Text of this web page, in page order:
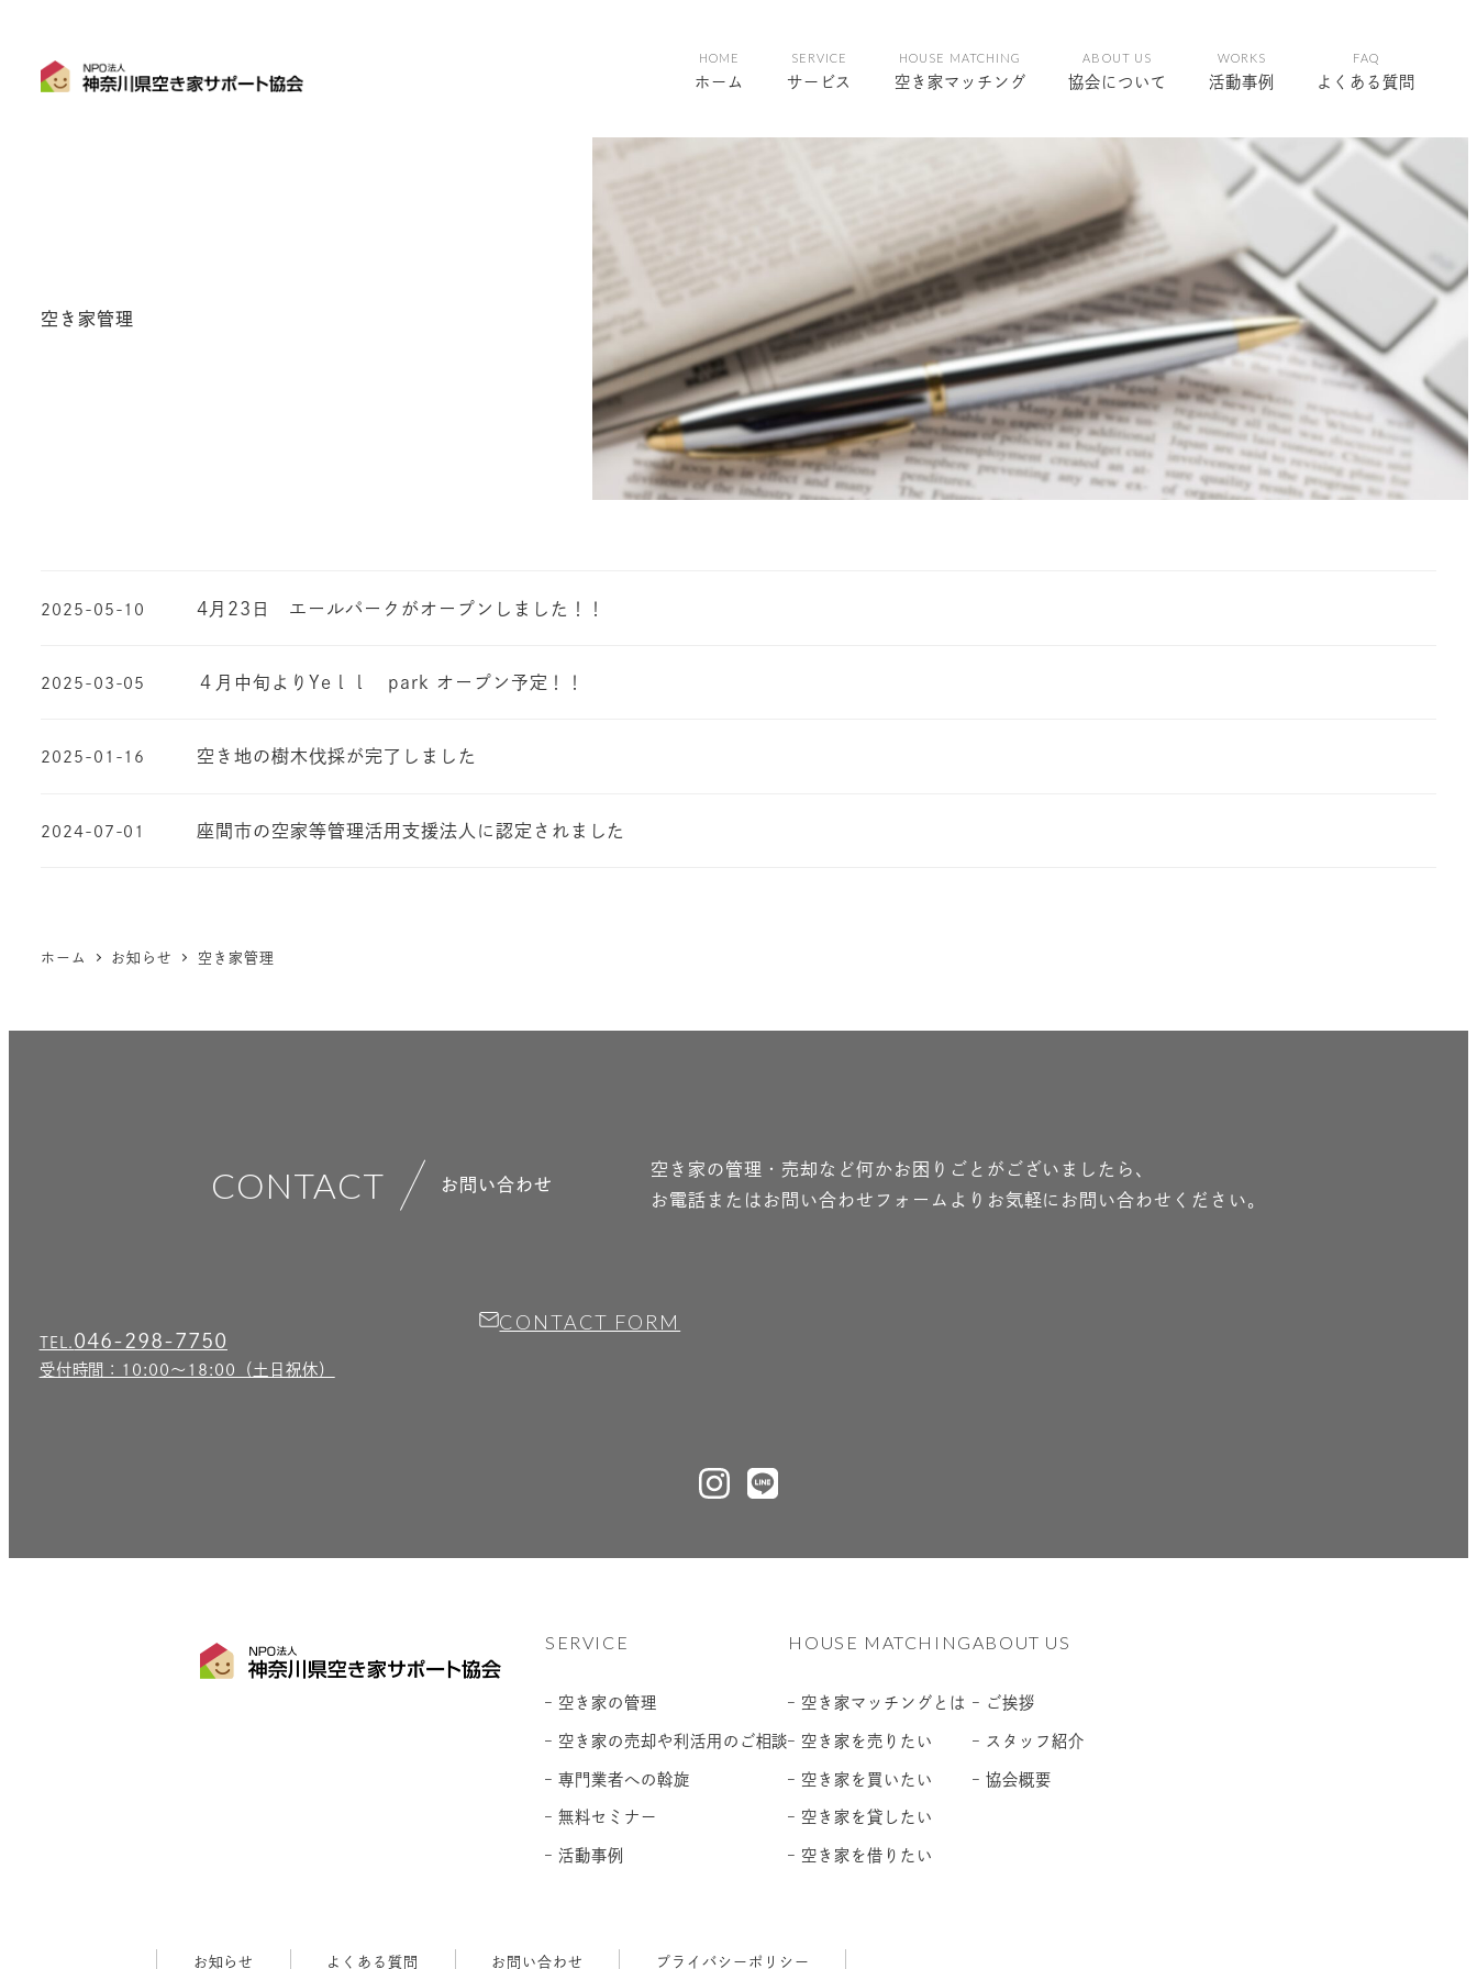
ホーム
HOME
サービス
SERVICE
空き家マッチング
HOUSE MATCHING
協会について
ABOUT US
活動事例
WORKS
よくある質問
FAQ
空き家管理
4月23日 エールパークがオープンしました！！
2025-05-10
４月中旬よりYeｌｌ park オープン予定！！
2025-03-05
空き地の樹木伐採が完了しました
2025-01-16
座間市の空家等管理活用支援法人に認定されました
2024-07-01
ホーム お知らせ 空き家管理
CONTACT お問い合わせ
空き家の管理・売却など何かお困りごとがございましたら、
お電話またはお問い合わせフォームよりお気軽にお問い合わせください。
TEL. 046-298-7750
受付時間：10:00〜18:00（土日祝休）
CONTACT FORM
SERVICE
– 空き家の管理
– 空き家の売却や利活用のご相談
– 専門業者への斡旋
– 無料セミナー
– 活動事例
HOUSE MATCHING
– 空き家マッチングとは
– 空き家を売りたい
– 空き家を買いたい
– 空き家を貸したい
– 空き家を借りたい
ABOUT US
– ご挨拶
– スタッフ紹介
– 協会概要
お知らせ よくある質問 お問い合わせ プライバシーポリシー